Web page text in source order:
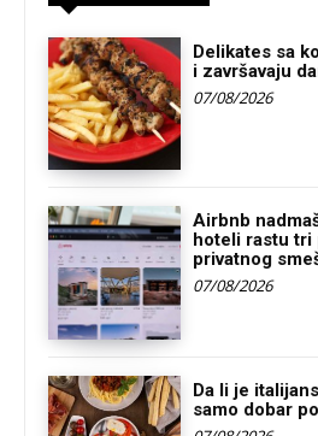
Delikates sa
i završavaju
07/08/2026
Airbnb
hoteli rastu tri
privatnog
07/08/2026
Da li je
samo dobar